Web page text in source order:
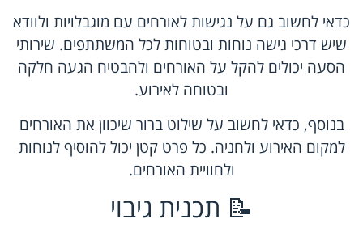
כדאי לחשוב גם על נגישות לאורחים עם מוגבלויות ולוודא
שיש דרכי גישה נוחות ובטוחות לכל המשתתפים. שירותי
הסעה יכולים להקל על האורחים ולהבטיח הגעה חלקה
ובטוחה לאירוע.
בנוסף, כדאי לחשוב על שילוט ברור שיכוון את האורחים
למקום האירוע ולחניה. כל פרט קטן יכול להוסיף לנוחות
ולחוויית האורחים.
📝 תכנית גיבוי